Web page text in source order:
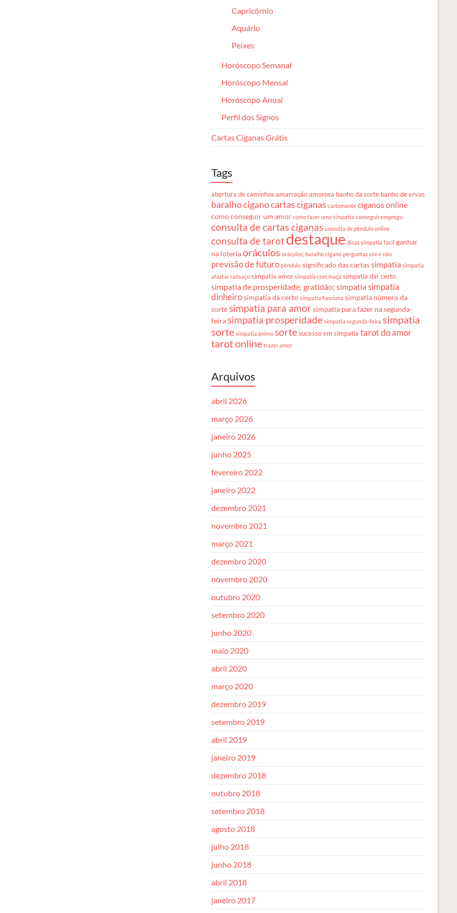
Capricórnio
Aquário
Peixes
Horóscopo Semanal
Horóscopo Mensal
Horóscopo Anual
Perfil dos Signos
Cartas Ciganas Grátis
Tags
abertura de caminhos amarração amorosa banho da sorte banho de ervas
baralho ciganocartas ciganas cartomante ciganos online
como conseguir um amor como fazer uma simpatia conseguir emprego
consulta de cartas ciganas consulta de pêndulo online
consulta de tarotdestaque dicas simpatia fácil ganhar
na loteriaoráculos oráculos; baralho cigano perguntas sim e não
previsão de futuro pêndulo significado das cartassimpatia simpatia
afastar cansaço simpatia amor simpatia com maçã simpatia dar certo
simpatia de prosperidade; gratidão; simpatia simpatia
dinheirosimpatia dá certo simpatia funciona simpatia número da
sortesimpatia para amor simpatia para fazer na segunda-
feirasimpatia prosperidade simpatia segunda-feira simpatia
sorte simpatia ânimo sortesucesso em simpatia tarot do amor
tarot online trazer amor
Arquivos
abril 2026
março 2026
janeiro 2026
junho 2025
fevereiro 2022
janeiro 2022
dezembro 2021
novembro 2021
março 2021
dezembro 2020
novembro 2020
outubro 2020
setembro 2020
junho 2020
maio 2020
abril 2020
março 2020
dezembro 2019
setembro 2019
abril 2019
janeiro 2019
dezembro 2018
outubro 2018
setembro 2018
agosto 2018
julho 2018
junho 2018
abril 2018
janeiro 2017